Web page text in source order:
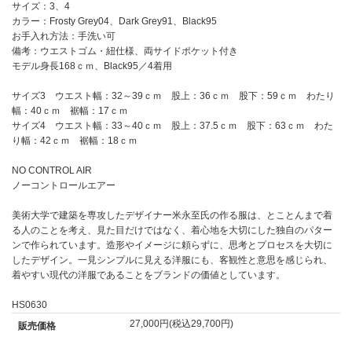
サイズ：3、4
カラー：Frosty Grey04、Dark Grey91、Black95
お手入れ方法：手洗い可
備考：ウエストゴム・紐仕様、両サイドポケット付き
モデル身長168ｃｍ、Black95／4着用
サイズ3 ウエスト幅：32～39ｃｍ 股上：36ｃｍ 股下：59ｃｍ わたり
幅：40ｃｍ 裾幅：17ｃｍ
サイズ4 ウエスト幅：33～40ｃｍ 股上：37.5ｃｍ 股下：63ｃｍ わた
り幅：42ｃｍ 裾幅：18ｃｍ
NO CONTROL AIR
ノーコントロールエアー
美術大学で建築を専攻したデザイナー米永至氏の作る服は、とことんまで着
る人のことを考え、見た目だけではなく、着心地を大切にした独自のパター
ンで作られています。造形やイメージに頼らずに、思考とプロセスを大切に
したデザイン。一見シンプルに見える洋服にも、客観性と意思を感じられ、
着やすい現代の洋服であることをブランドの価値としています。
HS0630
販売価格
27,000円(税込29,700円)